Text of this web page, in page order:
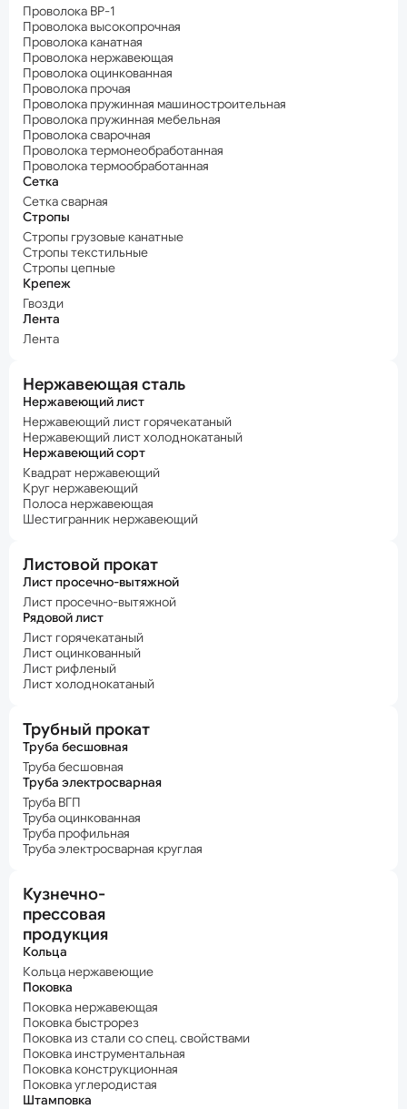
Проволока ВР-1
Проволока высокопрочная
Проволока канатная
Проволока нержавеющая
Проволока оцинкованная
Проволока прочая
Проволока пружинная машиностроительная
Проволока пружинная мебельная
Проволока сварочная
Проволока термонеобработанная
Проволока термообработанная
Сетка
Сетка сварная
Стропы
Стропы грузовые канатные
Стропы текстильные
Стропы цепные
Крепеж
Гвозди
Лента
Лента
Нержавеющая сталь
Нержавеющий лист
Нержавеющий лист горячекатаный
Нержавеющий лист холоднокатаный
Нержавеющий сорт
Квадрат нержавеющий
Круг нержавеющий
Полоса нержавеющая
Шестигранник нержавеющий
Листовой прокат
Лист просечно-вытяжной
Лист просечно-вытяжной
Рядовой лист
Лист горячекатаный
Лист оцинкованный
Лист рифленый
Лист холоднокатаный
Трубный прокат
Труба бесшовная
Труба бесшовная
Труба электросварная
Труба ВГП
Труба оцинкованная
Труба профильная
Труба электросварная круглая
Кузнечно-
прессовая
продукция
Кольца
Кольца нержавеющие
Поковка
Поковка нержавеющая
Поковка быстрорез
Поковка из стали со спец. свойствами
Поковка инструментальная
Поковка конструкционная
Поковка углеродистая
Штамповка